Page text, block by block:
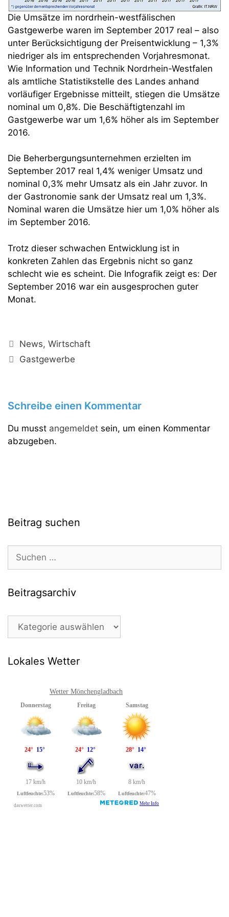
Die Umsätze im nordrhein-westfälischen
Gastgewerbe waren im September 2017 real – also
unter Berücksichtigung der Preisentwicklung – 1,3%
niedriger als im entsprechenden Vorjahresmonat.
Wie Information und Technik Nordrhein-Westfalen
als amtliche Statistikstelle des Landes anhand
vorläufiger Ergebnisse mitteilt, stiegen die Umsätze
nominal um 0,8%. Die Beschäftigtenzahl im
Gastgewerbe war um 1,6% höher als im September
2016.
Die Beherbergungsunternehmen erzielten im
September 2017 real 1,4% weniger Umsatz und
nominal 0,3% mehr Umsatz als ein Jahr zuvor. In
der Gastronomie sank der Umsatz real um 1,3%.
Nominal waren die Umsätze hier um 1,0% höher als
im September 2016.
Trotz dieser schwachen Entwicklung ist in
konkreten Zahlen das Ergebnis nicht so ganz
schlecht wie es scheint. Die Infografik zeigt es: Der
September 2016 war ein ausgesprochen guter
Monat.
Kategorien
News,Wirtschaft
Schlagwörter
Gastgewerbe
Schreibe einen Kommentar
Du musst angemeldet sein, um einen Kommentar
abzugeben.
Beitrag suchen
nach:
Beitragsarchiv
Beitragsarchiv
Lokales Wetter
Wetter Mönchengladbach